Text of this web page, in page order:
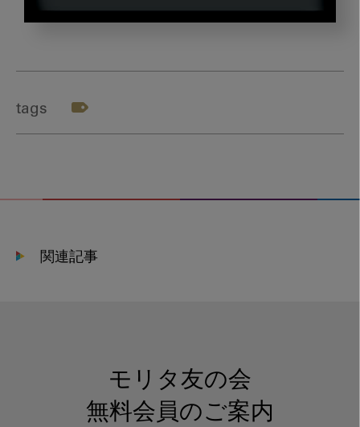
tags
関連記事
モリタ友の会
無料会員のご案内